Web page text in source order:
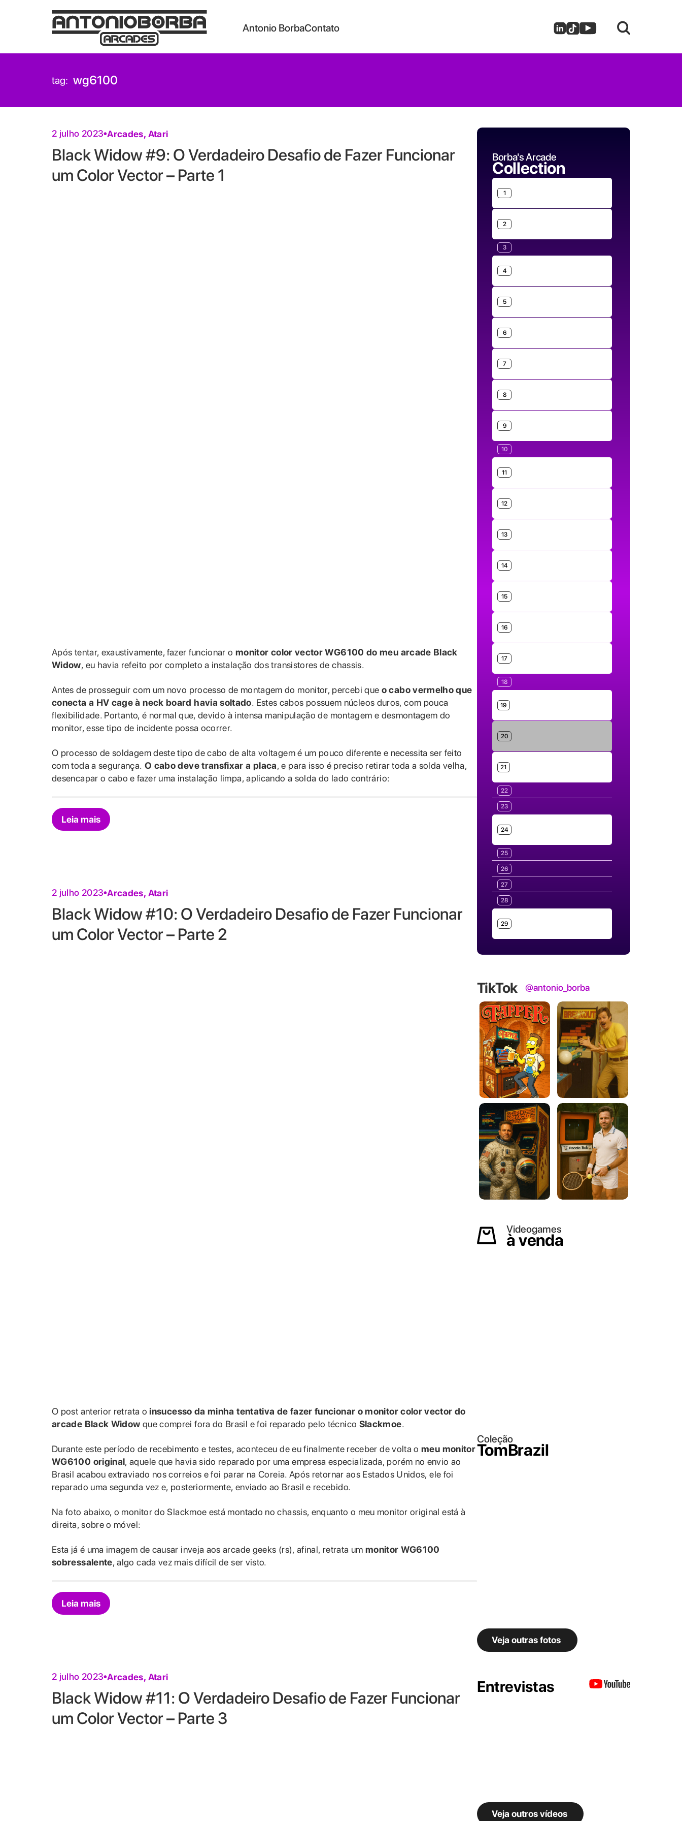
Antonio BorbaContato
tag: wg6100
2 julho 2023 Arcades, Atari
Black Widow #9: O Verdadeiro Desafio de Fazer Funcionar
um Color Vector – Parte 1
Após tentar, exaustivamente, fazer funcionar o monitor color vector WG6100 do meu arcade Black
Widow, eu havia refeito por completo a instalação dos transistores de chassis.
Antes de prosseguir com um novo processo de montagem do monitor, percebi que o cabo vermelho que
conecta a HV cage à neck board havia soltado. Estes cabos possuem núcleos duros, com pouca
flexibilidade. Portanto, é normal que, devido à intensa manipulação de montagem e desmontagem do
monitor, esse tipo de incidente possa ocorrer.
O processo de soldagem deste tipo de cabo de alta voltagem é um pouco diferente e necessita ser feito
com toda a segurança. O cabo deve transfixar a placa, e para isso é preciso retirar toda a solda velha,
desencapar o cabo e fazer uma instalação limpa, aplicando a solda do lado contrário:
Leia mais
2 julho 2023 Arcades, Atari
Black Widow #10: O Verdadeiro Desafio de Fazer Funcionar
um Color Vector – Parte 2
O post anterior retrata oinsucesso da minha tentativa de fazer funcionar o monitor color vector do
arcade Black Widow que comprei fora do Brasil e foi reparado pelo técnico Slackmoe.
Durante este período de recebimento e testes, aconteceu de eu finalmente receber de volta omeu monitor
WG6100 original, aquele que havia sido reparado por uma empresa especializada, porém no envio ao
Brasil acabou extraviado nos correios e foi parar na Coreia. Após retornar aos Estados Unidos, ele foi
reparado uma segunda vez e, posteriormente, enviado ao Brasil e recebido.
Na foto abaixo, o monitor do Slackmoe está montado no chassis, enquanto o meu monitor original está à
direita, sobre o móvel:
Esta já é uma imagem de causar inveja aos arcade geeks (rs), afinal, retrata um monitor WG6100
sobressalente, algo cada vez mais difícil de ser visto.
Leia mais
2 julho 2023 Arcades, Atari
Black Widow #11: O Verdadeiro Desafio de Fazer Funcionar
um Color Vector – Parte 3
Borba's Arcade
Collection
1
2
3
4
5
6
7
8
9
10
11
12
13
14
15
16
17
18
19
20
21
22
23
24
25
26
27
28
29
TikTok @antonio_borba
Videogames
à venda
Coleção
TomBrazil
Veja outras fotos
Entrevistas
Veja outros vídeos